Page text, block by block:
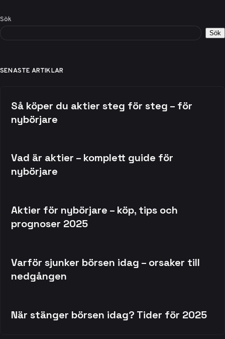
Sök
Sök
SENASTE ARTIKLAR
Så köper du aktier steg för steg – för
nybörjare
Vad är aktier – komplett guide för
nybörjare
Aktier för nybörjare – köp, tips och
prognoser 2025
Varför sjunker börsen idag – orsaker till
nedgången
När stänger börsen idag? Tider för 2025